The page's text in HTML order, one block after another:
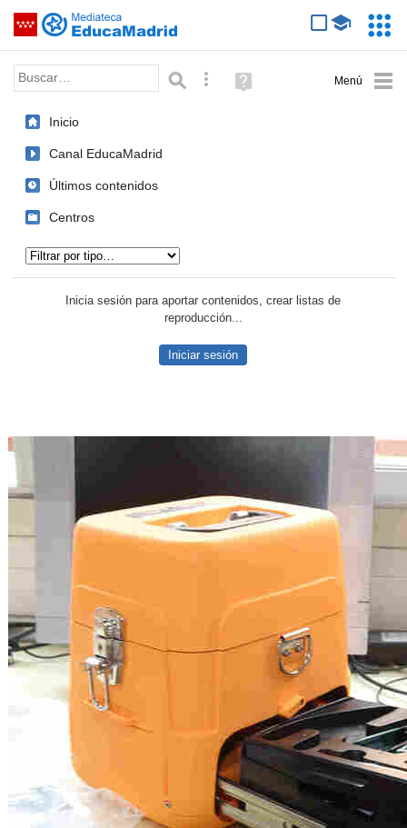
Saltar navegación
Palabra o frase: Búsqueda avanzada
Ayuda
(en
Inicio
Canal EducaMadrid
Últimos contenidos
Centros
Inicia sesión para aportar contenidos, crear listas de
reproducción...
Iniciar sesión